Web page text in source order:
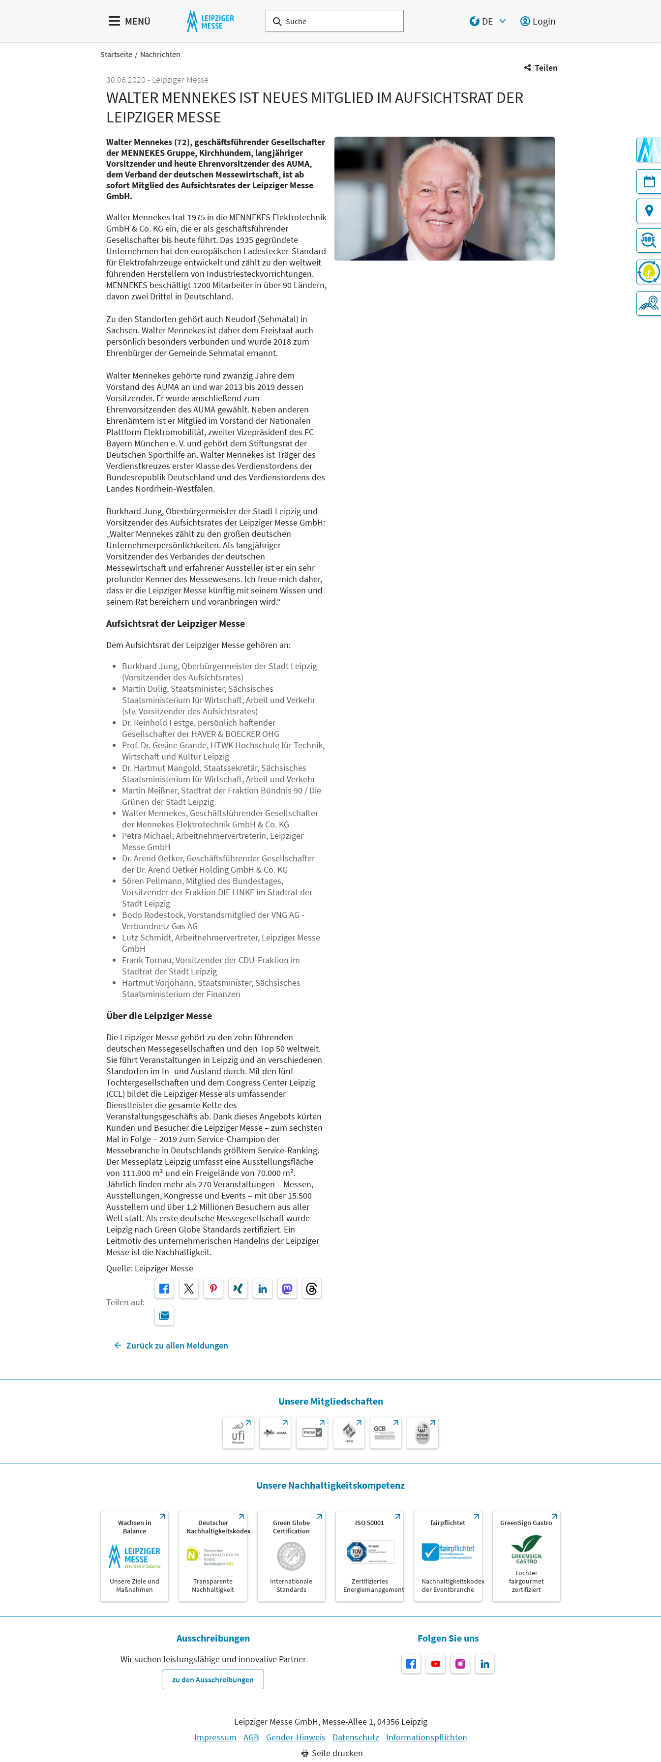
MENÜ
DE
Login
Startseite Nachrichten
Teilen
30.06.2020
Leipziger Messe
WALTER MENNEKES IST NEUES MITGLIED IM AUFSICHTSRAT DER
LEIPZIGER MESSE
Walter Mennekes (72), geschäftsführender Gesellschafter
der MENNEKES Gruppe, Kirchhundem, langjähriger
Vorsitzender und heute Ehrenvorsitzender des AUMA,
dem Verband der deutschen Messewirtschaft, ist ab
sofort Mitglied des Aufsichtsrates der Leipziger Messe
GmbH.
Walter Mennekes trat 1975 in die MENNEKES Elektrotechnik
GmbH & Co. KG ein, die er als geschäftsführender
Gesellschafter bis heute führt. Das 1935 gegründete
Unternehmen hat den europäischen Ladestecker-Standard
für Elektrofahrzeuge entwickelt und zählt zu den weltweit
führenden Herstellern von Industriesteckvorrichtungen.
MENNEKES beschäftigt 1200 Mitarbeiter in über 90 Ländern,
davon zwei Drittel in Deutschland.
Zu den Standorten gehört auch Neudorf (Sehmatal) in
Sachsen. Walter Mennekes ist daher dem Freistaat auch
persönlich besonders verbunden und wurde 2018 zum
Ehrenbürger der Gemeinde Sehmatal ernannt.
Walter Mennekes gehörte rund zwanzig Jahre dem
Vorstand des AUMA an und war 2013 bis 2019 dessen
Vorsitzender. Er wurde anschließend zum
Ehrenvorsitzenden des AUMA gewählt. Neben anderen
Ehrenämtern ist er Mitglied im Vorstand der Nationalen
Plattform Elektromobilität, zweiter Vizepräsident des FC
Bayern München e. V. und gehört dem Stiftungsrat der
Deutschen Sporthilfe an. Walter Mennekes ist Träger des
Verdienstkreuzes erster Klasse des Verdienstordens der
Bundesrepublik Deutschland und des Verdienstordens des
Landes Nordrhein-Westfalen.
Burkhard Jung, Oberbürgermeister der Stadt Leipzig und
Vorsitzender des Aufsichtsrates der Leipziger Messe GmbH:
„Walter Mennekes zählt zu den großen deutschen
Unternehmerpersönlichkeiten. Als langjähriger
Vorsitzender des Verbandes der deutschen
Messewirtschaft und erfahrener Aussteller ist er ein sehr
profunder Kenner des Messewesens. Ich freue mich daher,
dass er die Leipziger Messe künftig mit seinem Wissen und
seinem Rat bereichern und voranbringen wird.“
Aufsichtsrat der Leipziger Messe
Dem Aufsichtsrat der Leipziger Messe gehören an:
Burkhard Jung, Oberbürgermeister der Stadt Leipzig
(Vorsitzender des Aufsichtsrates)
Martin Dulig, Staatsminister, Sächsisches
Staatsministerium für Wirtschaft, Arbeit und Verkehr
(stv. Vorsitzender des Aufsichtsrates)
Dr. Reinhold Festge, persönlich haftender
Gesellschafter der HAVER & BOECKER OHG
Prof. Dr. Gesine Grande, HTWK Hochschule für Technik,
Wirtschaft und Kultur Leipzig
Dr. Hartmut Mangold, Staatssekretär, Sächsisches
Staatsministerium für Wirtschaft, Arbeit und Verkehr
Martin Meißner, Stadtrat der Fraktion Bündnis 90 / Die
Grünen der Stadt Leipzig
Walter Mennekes, Geschäftsführender Gesellschafter
der Mennekes Elektrotechnik GmbH & Co. KG
Petra Michael, Arbeitnehmervertreterin, Leipziger
Messe GmbH
Dr. Arend Oetker, Geschäftsführender Gesellschafter
der Dr. Arend Oetker Holding GmbH & Co. KG
Sören Pellmann, Mitglied des Bundestages,
Vorsitzender der Fraktion DIE LINKE im Stadtrat der
Stadt Leipzig
Bodo Rodestock, Vorstandsmitglied der VNG AG -
Verbundnetz Gas AG
Lutz Schmidt, Arbeitnehmervertreter, Leipziger Messe
GmbH
Frank Tornau, Vorsitzender der CDU-Fraktion im
Stadtrat der Stadt Leipzig
Hartmut Vorjohann, Staatsminister, Sächsisches
Staatsministerium der Finanzen
Über die Leipziger Messe
Die Leipziger Messe gehört zu den zehn führenden
deutschen Messegesellschaften und den Top 50 weltweit.
Sie führt Veranstaltungen in Leipzig und an verschiedenen
Standorten im In- und Ausland durch. Mit den fünf
Tochtergesellschaften und dem Congress Center Leipzig
(CCL) bildet die Leipziger Messe als umfassender
Dienstleister die gesamte Kette des
Veranstaltungsgeschäfts ab. Dank dieses Angebots kürten
Kunden und Besucher die Leipziger Messe – zum sechsten
Mal in Folge – 2019 zum Service-Champion der
Messebranche in Deutschlands größtem Service-Ranking.
Der Messeplatz Leipzig umfasst eine Ausstellungsfläche
von 111.900 m² und ein Freigelände von 70.000 m².
Jährlich finden mehr als 270 Veranstaltungen – Messen,
Ausstellungen, Kongresse und Events – mit über 15.500
Ausstellern und über 1,2 Millionen Besuchern aus aller
Welt statt. Als erste deutsche Messegesellschaft wurde
Leipzig nach Green Globe Standards zertifiziert. Ein
Leitmotiv des unternehmerischen Handelns der Leipziger
Messe ist die Nachhaltigkeit.
Quelle: Leipziger Messe
Teilen auf:
Zurück zu allen Meldungen
Unsere Mitgliedschaften
Unsere Nachhaltigkeitskompetenz
Wachsen in
Balance
Unsere Ziele und
Maßnahmen
Deutscher
Nachhaltigkeitskodex
Transparente
Nachhaltigkeit
Green Globe
Certification
Internationale
Standards
ISO 50001
Zertifiziertes
Energiemanagement
fairpflichtet
Nachhaltigkeitskodex
der Eventbranche
GreenSign Gastro
Tochter
fairgourmet
zertifiziert
Ausschreibungen
Wir suchen leistungsfähige und innovative Partner
zu den Ausschreibungen
Folgen Sie uns
Leipziger Messe GmbH, Messe-Allee 1, 04356 Leipzig
Impressum
AGB Gender-Hinweis Datenschutz
Informationspflichten
Seite drucken